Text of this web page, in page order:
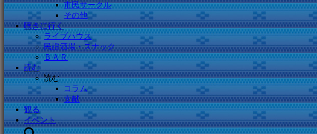
市民サークル
その他
聴きに行く
ライブハウス
民謡酒場・スナック
ＢＡＲ
読む
読む
コラム
文献
観る
イベント